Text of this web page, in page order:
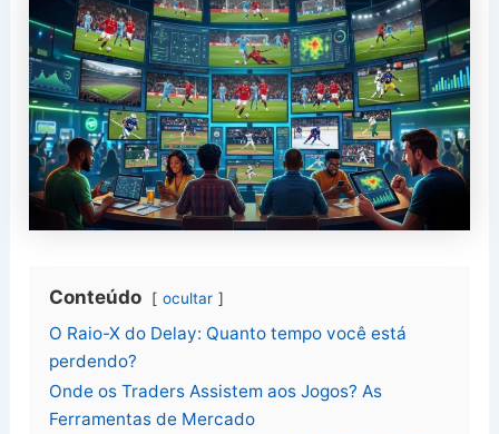
Conteúdo ocultar
O Raio-X do Delay: Quanto tempo você está
perdendo?
Onde os Traders Assistem aos Jogos? As
Ferramentas de Mercado